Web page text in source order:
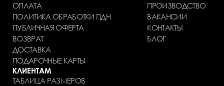
ОПЛАТА
ПОЛИТИКА ОБРАБОТКИ ПДН
ПУБЛИЧНАЯ ОФЕРТА
ВОЗВРАТ
ДОСТАВКА
ПОДАРОЧНЫЕ КАРТЫ
ПРОИЗВОДСТВО
ВАКАНСИИ
КОНТАКТЫ
БЛОГ
КЛИЕНТАМ
ТАБЛИЦА РАЗМЕРОВ